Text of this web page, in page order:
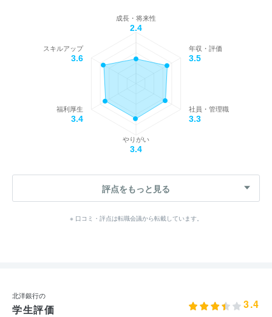
成長・将来性
2.4
年収・評価
3.5
社員・管理職
3.3
やりがい
3.4
福利厚生
3.4
スキルアップ
3.6
評点をもっと見る
※ 口コミ・評点は転職会議から転載しています。
北洋銀行の
学生評価 3.4